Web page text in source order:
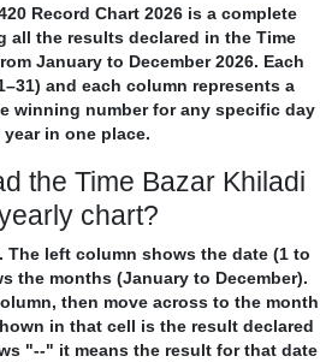
Record Chart 2026 is a complete
all the results declared in the Time
January to December 2026. Each
and each column represents a
winning number for any specific day
in one place.
the Time Bazar Khiladi
chart?
The left column shows the date (1 to
the months (January to December).
then move across to the month
in that cell is the result declared
"--" it means the result for that date